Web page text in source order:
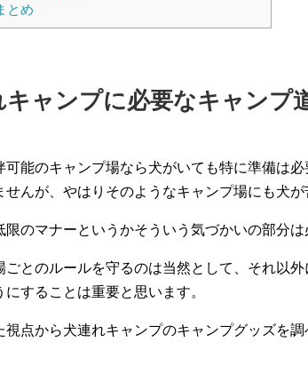
とめ
キャンプに必要なキャンプ
可能のキャンプ場なら犬がいても特に準備は
せんが、やはりそのようなキャンプ場にも犬が
限のマナーというかそういう気づかいの部分は
ごとのルールを守るのは当然として、それ以
にすることは重要と思います。
視点から犬連れキャンプのキャンプグッズを調